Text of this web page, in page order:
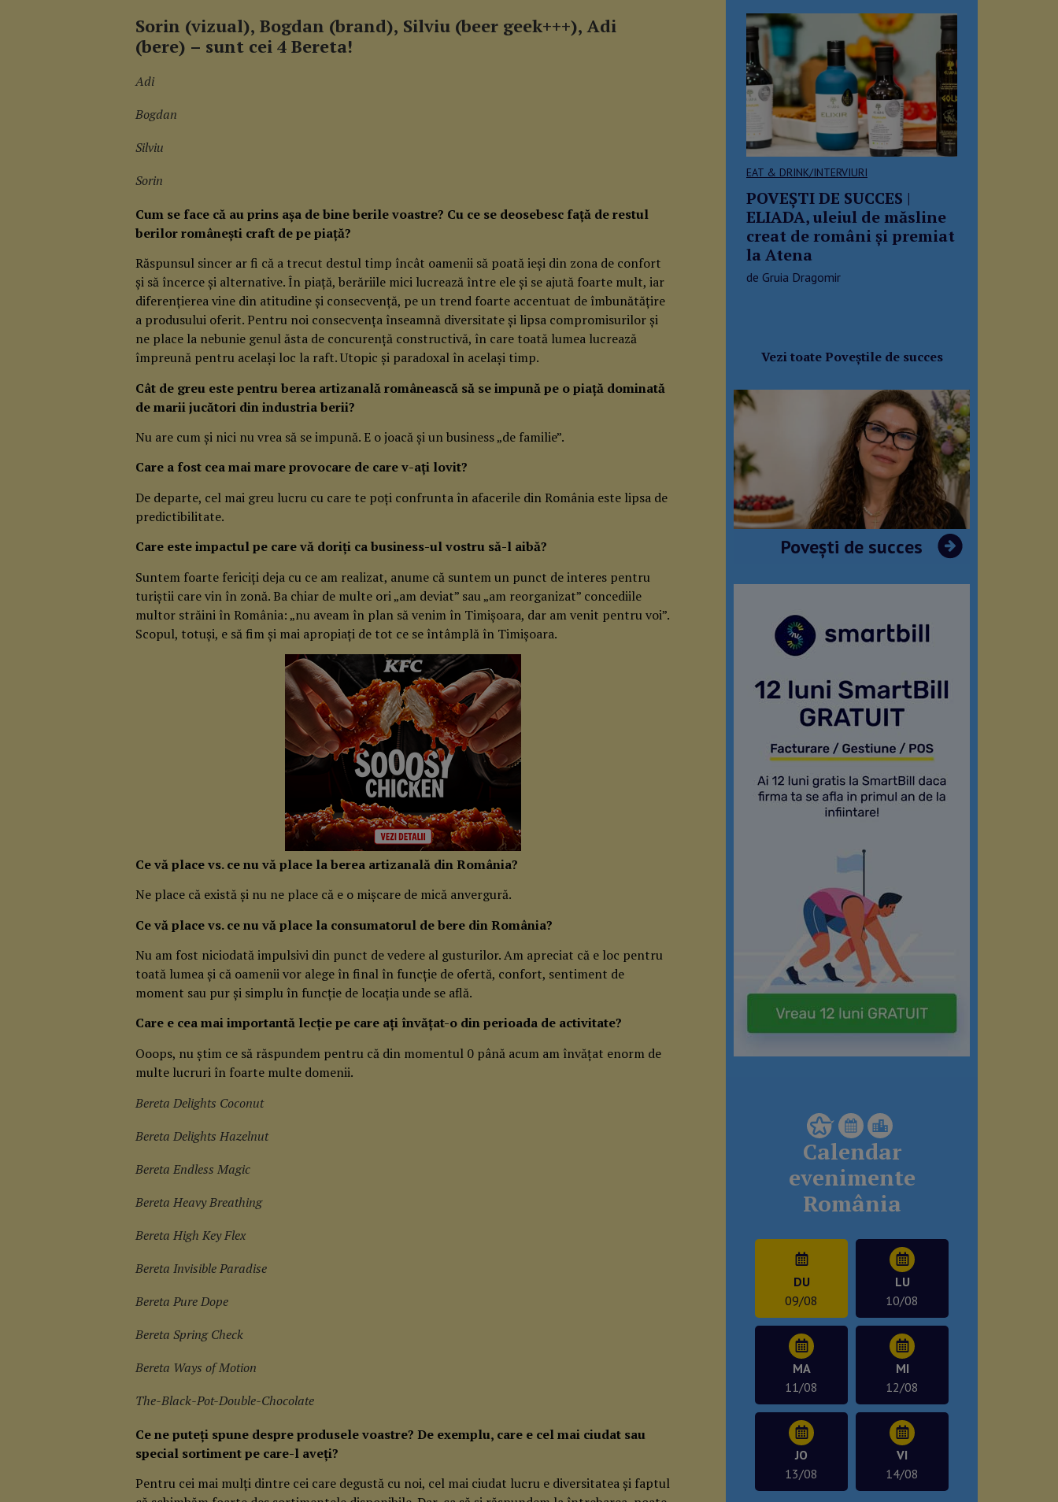
Sorin (vizual), Bogdan (brand), Silviu (beer geek+++), Adi
(bere) – sunt cei 4 Bereta!
Adi
Bogdan
Silviu
Sorin
Cum se face că au prins așa de bine berile voastre? Cu ce se deosebesc față de restul
berilor românești craft de pe piață?
Răspunsul sincer ar fi că a trecut destul timp încât oamenii să poată ieși din zona de confort
și să încerce și alternative. În piață, berăriile mici lucrează între ele și se ajută foarte mult, iar
diferențierea vine din atitudine și consecvență, pe un trend foarte accentuat de îmbunătățire
a produsului oferit. Pentru noi consecvența înseamnă diversitate și lipsa compromisurilor și
ne place la nebunie genul ăsta de concurență constructivă, în care toată lumea lucrează
împreună pentru același loc la raft. Utopic și paradoxal în același timp.
Cât de greu este pentru berea artizanală românească să se impună pe o piață dominată
de marii jucători din industria berii?
Nu are cum și nici nu vrea să se impună. E o joacă și un business „de familie”.
Care a fost cea mai mare provocare de care v-ați lovit?
De departe, cel mai greu lucru cu care te poți confrunta în afacerile din România este lipsa de
predictibilitate.
Care este impactul pe care vă doriți ca business-ul vostru să-l aibă?
Suntem foarte fericiți deja cu ce am realizat, anume că suntem un punct de interes pentru
turiștii care vin în zonă. Ba chiar de multe ori „am deviat” sau „am reorganizat” concediile
multor străini în România: „nu aveam în plan să venim în Timișoara, dar am venit pentru voi”.
Scopul, totuși, e să fim și mai apropiați de tot ce se întâmplă în Timișoara.
Ce vă place vs. ce nu vă place la berea artizanală din România?
Ne place că există și nu ne place că e o mișcare de mică anvergură.
Ce vă place vs. ce nu vă place la consumatorul de bere din România?
Nu am fost niciodată impulsivi din punct de vedere al gusturilor. Am apreciat că e loc pentru
toată lumea și că oamenii vor alege în final în funcție de ofertă, confort, sentiment de
moment sau pur și simplu în funcție de locația unde se află.
Care e cea mai importantă lecție pe care ați învățat-o din perioada de activitate?
Ooops, nu știm ce să răspundem pentru că din momentul 0 până acum am învățat enorm de
multe lucruri în foarte multe domenii.
Bereta Delights Coconut
Bereta Delights Hazelnut
Bereta Endless Magic
Bereta Heavy Breathing
Bereta High Key Flex
Bereta Invisible Paradise
Bereta Pure Dope
Bereta Spring Check
Bereta Ways of Motion
The-Black-Pot-Double-Chocolate
Ce ne puteți spune despre produsele voastre? De exemplu, care e cel mai ciudat sau
special sortiment pe care-l aveți?
Pentru cei mai mulți dintre cei care degustă cu noi, cel mai ciudat lucru e diversitatea și faptul
EAT & DRINK/INTERVIURI
POVEŞTI DE SUCCES |
ELIADA, uleiul de măsline
creat de români și premiat
la Atena
de Gruia Dragomir
Vezi toate Poveștile de succes
Povești de succes
Calendar
evenimente
România
DU
09/08
LU
10/08
MA
11/08
MI
12/08
JO
13/08
VI
14/08